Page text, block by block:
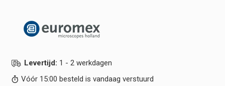
Levertijd: 1 - 2 werkdagen
Vóór 15:00 besteld is vandaag verstuurd